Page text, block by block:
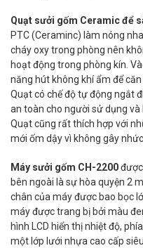
Quạt sưởi gốm Ceramic để
PTC (Ceraminc) làm nóng
cháy oxy trong phòng nên
hoạt động trong phòng kín.
năng hút không khí ẩm để
Quạt có chế độ tự động ngắt
an toàn cho người sử dụng và
Quạt cũng rất thích hợp với
mới ốm dậy vì không gây
Máy sưởi gốm CH-2200
bên ngoài là sự hòa quyện 2
chân của máy được bao bọc
máy được trang bị bởi màu
hình LCD hiển thị nhiệt độ,
một lớp lưới nhựa cao cấp